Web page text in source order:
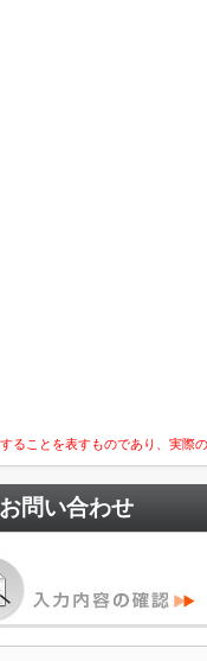
ることを表すものであり、実際
問い合わせ